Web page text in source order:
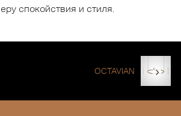
спокойствия и стиля.
OCTAVIAN